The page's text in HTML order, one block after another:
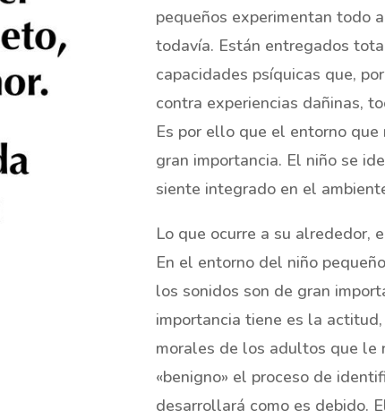
pequeños experimentan todo
todavía. Están entregados
capacidades psíquicas que,
contra experiencias dañinas,
Es por ello que el entorno
gran importancia. El niño se
siente integrado en el
Lo que ocurre a su alrededor,
En el entorno del niño
los sonidos son de gran
importancia tiene es la
morales de los adultos que le
«benigno» el proceso de
desarrollará como es debido.